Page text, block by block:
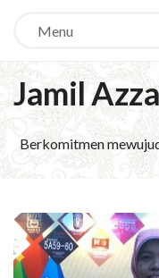
Menu
Jamil
Berkomitmen